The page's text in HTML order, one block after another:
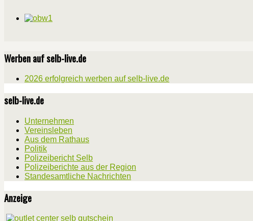
Werben auf selb-live.de
2026 erfolgreich werben auf selb-live.de
selb-live.de
Unternehmen
Vereinsleben
Aus dem Rathaus
Politik
Polizeibericht Selb
Polizeiberichte aus der Region
Standesamtliche Nachrichten
Anzeige